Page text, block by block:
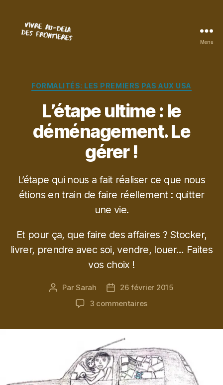
frontières
Menu
Catégories
FORMALITÉS: LES PREMIERS PAS AUX USA
L’étape ultime : le
déménagement. Le
gérer !
L’étape qui nous a fait réaliser ce que nous
étions en train de faire réellement : quitter
une vie.
Et pour ça, que faire des affaires ? Stocker,
livrer, prendre avec soi, vendre, louer… Faites
vos choix !
Auteur
l’article
ParSarah
Date26 février 2015
3 commentairessur
le
déménagement.
Le
gérer